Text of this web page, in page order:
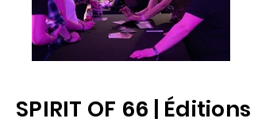
SPIRIT OF 66 | Éditions